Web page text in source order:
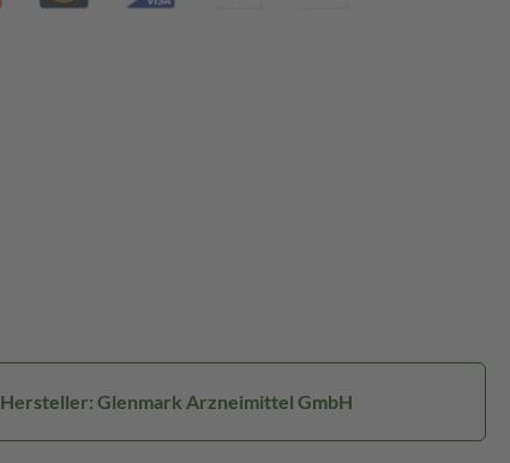
Hersteller: Glenmark Arzneimittel GmbH